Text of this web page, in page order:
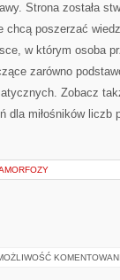
Strona została
chcą poszerzać
w którym osoba
zarówno
Zobacz
dla miłośników liczb